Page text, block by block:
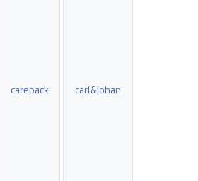
carepack carl&johan